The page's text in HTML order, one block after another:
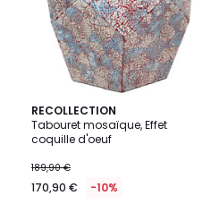
RECOLLECTION
Tabouret mosaïque, Effet
coquille d'oeuf
189,90 €
170,90 € -10%